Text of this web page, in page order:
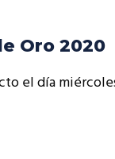
Oro 2020
el día